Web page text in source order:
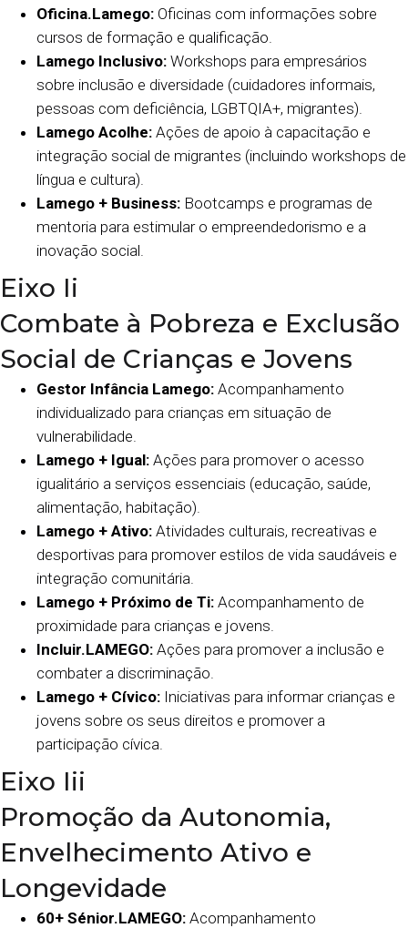
Oficina.Lamego: Oficinas com informações sobre
cursos de formação e qualificação.
Lamego Inclusivo: Workshops para empresários
sobre inclusão e diversidade (cuidadores informais,
pessoas com deficiência, LGBTQIA+, migrantes).
Lamego Acolhe: Ações de apoio à capacitação e
integração social de migrantes (incluindo workshops de
língua e cultura).
Lamego + Business: Bootcamps e programas de
mentoria para estimular o empreendedorismo e a
inovação social.
Eixo Ii
Combate à Pobreza e Exclusão
Social de Crianças e Jovens
Gestor Infância Lamego: Acompanhamento
individualizado para crianças em situação de
vulnerabilidade.
Lamego + Igual: Ações para promover o acesso
igualitário a serviços essenciais (educação, saúde,
alimentação, habitação).
Lamego + Ativo: Atividades culturais, recreativas e
desportivas para promover estilos de vida saudáveis e
integração comunitária.
Lamego + Próximo de Ti: Acompanhamento de
proximidade para crianças e jovens.
Incluir.LAMEGO: Ações para promover a inclusão e
combater a discriminação.
Lamego + Cívico: Iniciativas para informar crianças e
jovens sobre os seus direitos e promover a
participação cívica.
Eixo Iii
Promoção da Autonomia,
Envelhecimento Ativo e
Longevidade
60+ Sénior.LAMEGO: Acompanhamento